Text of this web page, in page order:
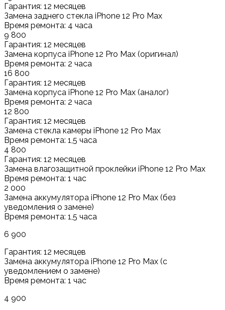
Гарантия: 12 месяцев
Замена заднего стекла iPhone 12 Pro Max
Время ремонта: 4 часа
9 800
Гарантия: 12 месяцев
Замена корпуса iPhone 12 Pro Max (оригинал)
Время ремонта: 2 часа
16 800
Гарантия: 12 месяцев
Замена корпуса iPhone 12 Pro Max (аналог)
Время ремонта: 2 часа
12 800
Гарантия: 12 месяцев
Замена стекла камеры iPhone 12 Pro Max
Время ремонта: 1,5 часа
4 800
Гарантия: 12 месяцев
Замена влагозащитной проклейки iPhone 12 Pro Max
Время ремонта: 1 час
2 000
Замена аккумулятора iPhone 12 Pro Max (без
уведомления о замене)
Время ремонта: 1,5 часа
6 900
Гарантия: 12 месяцев
Замена аккумулятора iPhone 12 Pro Max (с
уведомлением о замене)
Время ремонта: 1 час
4 900